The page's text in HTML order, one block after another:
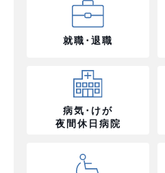
就職･退職
病気･けが
夜間休日病院